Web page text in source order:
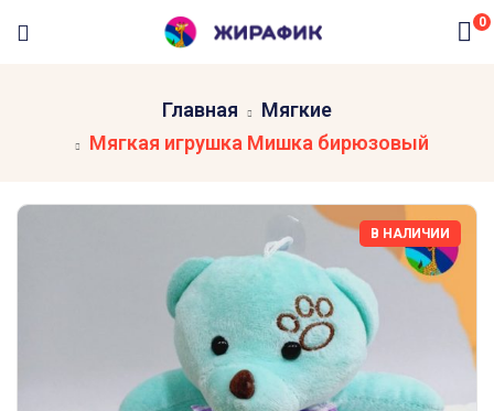
0
Главная
Мягкие
Мягкая игрушка Мишка бирюзовый
В НАЛИЧИИ